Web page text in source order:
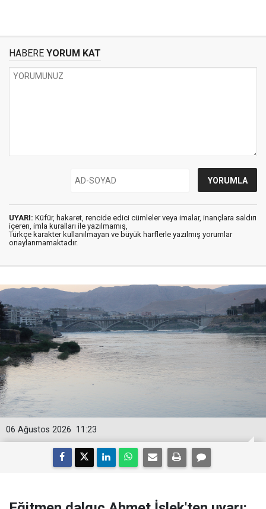
HABERE YORUM KAT
UYARI: Küfür, hakaret, rencide edici cümleler veya imalar, inançlara saldırı
içeren, imla kuralları ile yazılmamış,
Türkçe karakter kullanılmayan ve büyük harflerle yazılmış yorumlar
onaylanmamaktadır.
11:23
06 Ağustos 2026